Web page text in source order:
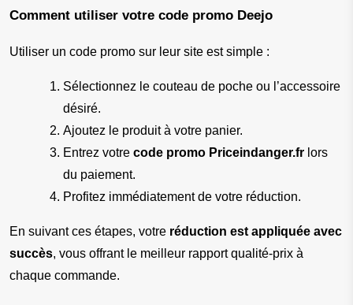
Comment utiliser votre code promo Deejo
Utiliser un code promo sur leur site est simple :
Sélectionnez le couteau de poche ou l’accessoire
désiré.
Ajoutez le produit à votre panier.
Entrez votre code promo Priceindanger.fr lors
du paiement.
Profitez immédiatement de votre réduction.
En suivant ces étapes, votre réduction est appliquée avec
succès, vous offrant le meilleur rapport qualité-prix à
chaque commande.